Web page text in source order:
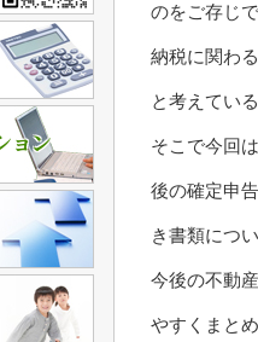
のをご存じ
納税に関わ
と考えてい
そこで今回
後の確定申
き書類につ
今後の不動
やすくまと
ョン